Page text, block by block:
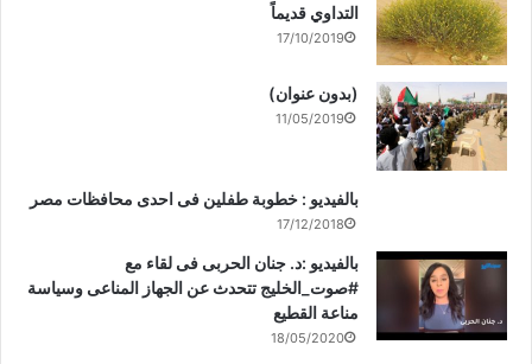
التداوي قديماً
17/10/2019
(بدون عنوان)
11/05/2019
بالفيديو : خطوبة طفلين فى احدى محافظات مصر
17/12/2018
بالفيديو :د. جنان الحربى فى لقاء مع
#صوت_الخليج تتحدث عن الجهاز المناعى وسياسة
مناعة القطيع
18/05/2020